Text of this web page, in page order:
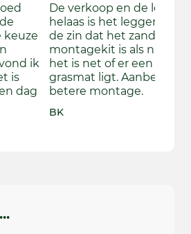
levering was vijf sterren
mij tegen gevallen in
niet vlak is en de
niet evenredig verdeeld
tuinslang onder de
Ja mits een